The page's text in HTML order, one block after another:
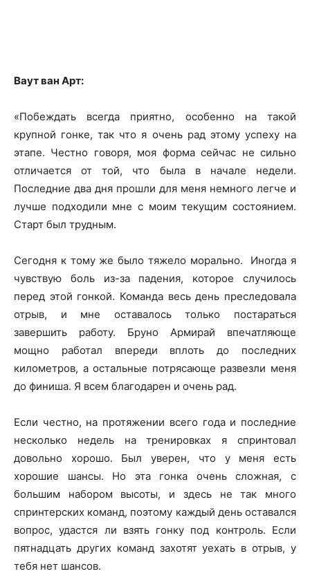
Ваут ван Арт:
«Побеждать всегда приятно, особенно на такой
крупной гонке, так что я очень рад этому успеху на
этапе. Честно говоря, моя форма сейчас не сильно
отличается от той, что была в начале недели.
Последние два дня прошли для меня немного легче и
лучше подходили мне с моим текущим состоянием.
Старт был трудным.
Сегодня к тому же было тяжело морально. Иногда я
чувствую боль из-за падения, которое случилось
перед этой гонкой. Команда весь день преследовала
отрыв, и мне оставалось только постараться
завершить работу. Бруно Армирай впечатляюще
мощно работал впереди вплоть до последних
километров, а остальные потрясающе развезли меня
до финиша. Я всем благодарен и очень рад.
Если честно, на протяжении всего года и последние
несколько недель на тренировках я спринтовал
довольно хорошо. Был уверен, что у меня есть
хорошие шансы. Но эта гонка очень сложная, с
большим набором высоты, и здесь не так много
спринтерских команд, поэтому каждый день оставался
вопрос, удастся ли взять гонку под контроль. Если
пятнадцать других команд захотят уехать в отрыв, у
тебя нет шансов.